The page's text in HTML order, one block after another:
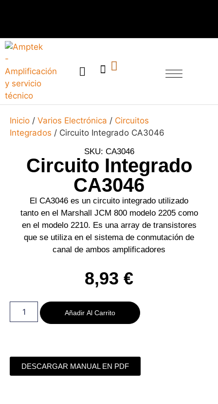
Inicio / Varios Electrónica / Circuitos
Integrados / Circuito Integrado CA3046
SKU: CA3046
Circuito Integrado
CA3046
El CA3046 es un circuito integrado utilizado
tanto en el Marshall JCM 800 modelo 2205 como
en el modelo 2210. Es una array de transistores
que se utiliza en el sistema de conmutación de
canal de ambos amplificadores
8,93 €
Añadir Al Carrito
DESCARGAR MANUAL EN PDF